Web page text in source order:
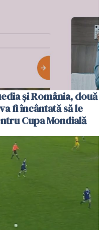
şi România, două
fi încântată să le
Cupa Mondială